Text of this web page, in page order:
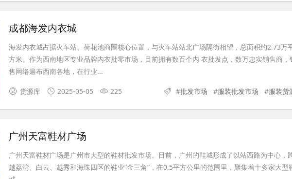
成都海发内衣城
海发内衣城占据火车站、荷花池商圈核心位置，与火车站站北广场隔街相望，总面积约2.73万
方米。作为西南地区专业品牌内衣批零市场，目前拥有数百个内 衣批发点，数万忠实销售商，
售网络遍布西南各地，在行业...
货源库 2025-05-05 225 #批发市场 #服装批发市场 #服装货
广州天富鞋材广场
广州天富鞋材广场是广州市大型的鞋材批发市场。目前，广州的鞋城形成了以站西路为中心，
越荔湾、白云、越秀和海珠四区的鞋业“金三角”，在0.5平方公里的范围里，聚集着十多家大型